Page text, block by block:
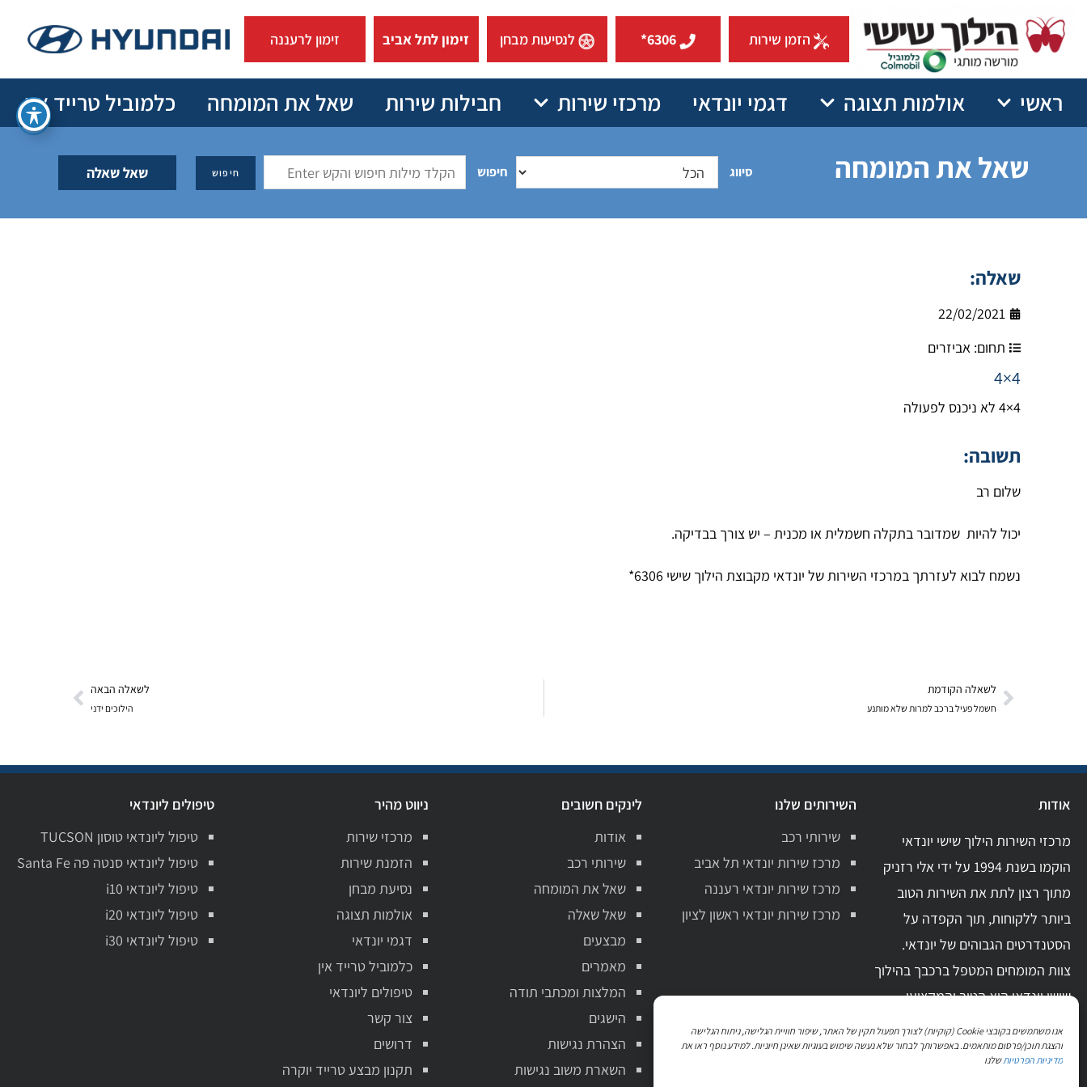
אנו משתמשים בקובצי Cookie (קוקיות) לצורך תפעול תקין של האתר, שיפור חוויית הגלישה, ניתוח הגלישה
והצגת תוכן/פרסום מותאמים. באפשרותך לבחור שלא נעשה שימוש בעוגיות שאינן חיוניות. למידע נוסף ראו את
מדיניות הפרטיותשלנו
הזמן שירות 6306* לנסיעות מבחן זימון לתל אביב זימון לרעננה
ראשי אולמות תצוגה דגמי יונדאי מרכזי שירות חבילות שירות שאל את המומחה כלמוביל טרייד אין
שאל את המומחה סיווג חיפוש שאל שאלה
שאלה:
22/02/2021
תחום: אביזרים
4×4
4×4 לא ניכנס לפעולה
תשובה:
שלום רב
יכול להיות שמדובר בתקלה חשמלית או מכנית – יש צורך בבדיקה.
נשמח לבוא לעזרתך במרכזי השירות של יונדאי מקבוצת הילוך שישי 6306*
לשאלה הקודמת
חשמל פעיל ברכב למרות שלא מותנע
לשאלה הבאה
הילוכים ידני
אודות
מרכזי השירות הילוך שישי יונדאי
הוקמו בשנת 1994 על ידי אלי רזניק
מתוך רצון לתת את השירות הטוב
ביותר ללקוחות, תוך הקפדה על
הסטנדרטים הגבוהים של יונדאי.
צוות המומחים המטפל ברכבך בהילוך
שישי יונדאי הוא הטוב והמקצועי
וניסיון מעשי רב.
השירותים שלנו
שירותי רכב
מרכז שירות יונדאי תל אביב
מרכז שירות יונדאי רעננה
מרכז שירות יונדאי ראשון לציון
לינקים חשובים
אודות
שירותי רכב
שאל את המומחה
שאל שאלה
מבצעים
מאמרים
המלצות ומכתבי תודה
הישגים
הצהרת נגישות
השארת משוב נגישות
ניווט מהיר
מרכזי שירות
הזמנת שירות
נסיעת מבחן
אולמות תצוגה
דגמי יונדאי
כלמוביל טרייד אין
טיפולים ליונדאי
צור קשר
דרושים
תקנון מבצע טרייד יוקרה
טיפולים ליונדאי
טיפול ליונדאי טוסון TUCSON
טיפול ליונדאי סנטה פה Santa Fe
טיפול ליונדאי i10
טיפול ליונדאי i20
טיפול ליונדאי i30